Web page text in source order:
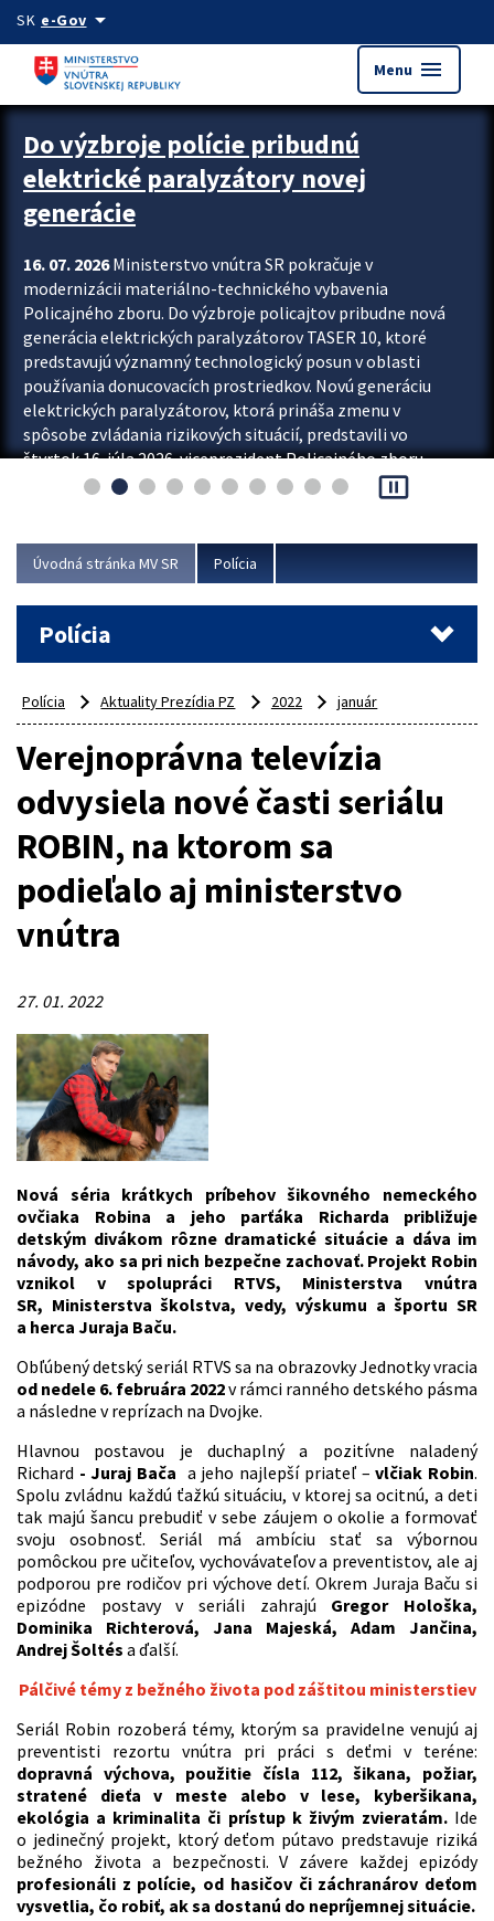
Preskocit na hlavný obsah
SK e-Govarrow_drop_down
Menu menu
Zastavit automatický posun upútavok
Do výzbroje polície pribudnú
elektrické paralyzátory novej
generácie
16. 07. 2026Ministerstvo vnútra SR pokračuje v
modernizácii materiálno-technického vybavenia
Policajného zboru. Do výzbroje policajtov pribudne nová
generácia elektrických paralyzátorov TASER 10, ktoré
predstavujú významný technologický posun v oblasti
používania donucovacích prostriedkov. Novú generáciu
elektrických paralyzátorov, ktorá prináša zmenu v
spôsobe zvládania rizikových situácií, predstavili vo
štvrtok 16. júla 2026 viceprezident Policajného zboru
Rastislav Polakovič a riaditeľ odboru výcviku...
pause_presentation
Úvodná stránka MV SR Polícia
Polícia
Polícia Aktuality Prezídia PZ 2022 január
Verejnoprávna televízia
odvysiela nové časti seriálu
ROBIN, na ktorom sa
podieľalo aj ministerstvo
vnútra
27. 01. 2022
Nová séria krátkych príbehov šikovného nemeckého
ovčiaka Robina a jeho parťáka Richarda približuje
detským divákom rôzne dramatické situácie a dáva im
návody, ako sa pri nich bezpečne zachovať. Projekt Robin
vznikol v spolupráci RTVS, Ministerstva vnútra
SR, Ministerstva školstva, vedy, výskumu a športu SR
a herca Juraja Baču.
Obľúbený detský seriál RTVS sa na obrazovky Jednotky vracia
od nedele 6. februára 2022v rámci ranného detského pásma
a následne v reprízach na Dvojke.
Hlavnou postavou je duchaplný a pozitívne naladený
Richard - Juraj Bača a jeho najlepší priateľ –vlčiak Robin.
Spolu zvládnu každú ťažkú situáciu, v ktorej sa ocitnú, a deti
tak majú šancu prebudiť v sebe záujem o okolie a formovať
svoju osobnosť. Seriál má ambíciu stať sa výbornou
pomôckou pre učiteľov, vychovávateľov a preventistov, ale aj
podporou pre rodičov pri výchove detí. Okrem Juraja Baču si
epizódne postavy v seriáli zahrajú Gregor Hološka,
Dominika Richterová, Jana Majeská, Adam Jančina,
Andrej Šoltés a ďalší.
Pálčivé témy z bežného života pod záštitou ministerstiev
Seriál Robin rozoberá témy, ktorým sa pravidelne venujú aj
preventisti rezortu vnútra pri práci s deťmi v teréne:
dopravná výchova, použitie čísla 112, šikana, požiar,
stratené dieťa v meste alebo v lese, kyberšikana,
ekológia a kriminalita či prístup k živým zvieratám.Ide
o jedinečný projekt, ktorý deťom pútavo predstavuje riziká
bežného života a bezpečnosti. V závere každej epizódy
profesionáli z polície, od hasičov či záchranárov deťom
vysvetlia, čo robiť, ak sa dostanú do nepríjemnej situácie.